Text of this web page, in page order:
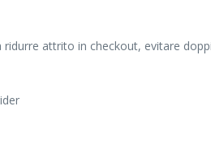
attrito in checkout, evitare